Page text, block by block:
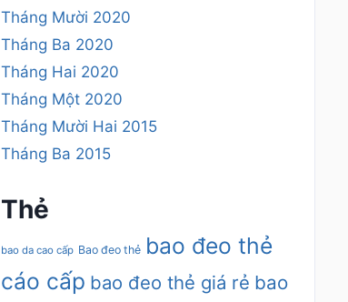
Tháng Mười 2020
Tháng Ba 2020
Tháng Hai 2020
Tháng Một 2020
Tháng Mười Hai 2015
Tháng Ba 2015
Thẻ
bao da cao cấp Bao đeo thẻ bao đeo thẻ
cáo cấp bao đeo thẻ giá rẻ bao